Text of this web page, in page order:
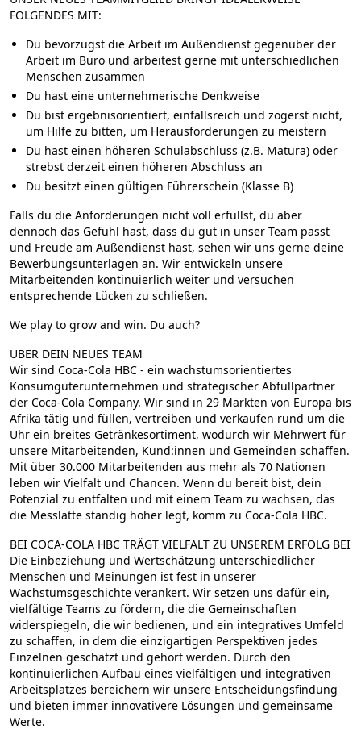
FOLGENDES MIT:
Du bevorzugst die Arbeit im Außendienst gegenüber der
Arbeit im Büro und arbeitest gerne mit unterschiedlichen
Menschen zusammen
Du hast eine unternehmerische Denkweise
Du bist ergebnisorientiert, einfallsreich und zögerst nicht,
um Hilfe zu bitten, um Herausforderungen zu meistern
Du hast einen höheren Schulabschluss (z.B. Matura) oder
strebst derzeit einen höheren Abschluss an
Du besitzt einen gültigen Führerschein (Klasse B)
Falls du die Anforderungen nicht voll erfüllst, du aber
dennoch das Gefühl hast, dass du gut in unser Team passt
und Freude am Außendienst hast, sehen wir uns gerne deine
Bewerbungsunterlagen an. Wir entwickeln unsere
Mitarbeitenden kontinuierlich weiter und versuchen
entsprechende Lücken zu schließen.
We play to grow and win. Du auch?
ÜBER DEIN NEUES TEAM
Wir sind Coca-Cola HBC - ein wachstumsorientiertes
Konsumgüterunternehmen und strategischer Abfüllpartner
der Coca-Cola Company. Wir sind in 29 Märkten von Europa bis
Afrika tätig und füllen, vertreiben und verkaufen rund um die
Uhr ein breites Getränkesortiment, wodurch wir Mehrwert für
unsere Mitarbeitenden, Kund:innen und Gemeinden schaffen.
Mit über 30.000 Mitarbeitenden aus mehr als 70 Nationen
leben wir Vielfalt und Chancen. Wenn du bereit bist, dein
Potenzial zu entfalten und mit einem Team zu wachsen, das
die Messlatte ständig höher legt, komm zu Coca-Cola HBC.
BEI COCA-COLA HBC TRÄGT VIELFALT ZU UNSEREM ERFOLG BEI
Die Einbeziehung und Wertschätzung unterschiedlicher
Menschen und Meinungen ist fest in unserer
Wachstumsgeschichte verankert. Wir setzen uns dafür ein,
vielfältige Teams zu fördern, die die Gemeinschaften
widerspiegeln, die wir bedienen, und ein integratives Umfeld
zu schaffen, in dem die einzigartigen Perspektiven jedes
Einzelnen geschätzt und gehört werden. Durch den
kontinuierlichen Aufbau eines vielfältigen und integrativen
Arbeitsplatzes bereichern wir unsere Entscheidungsfindung
und bieten immer innovativere Lösungen und gemeinsame
Werte.